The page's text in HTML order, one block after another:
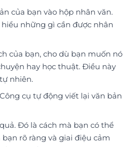
của bạn vào hộp nhân văn.
những gì cần được nhân
của bạn, cho dù bạn muốn nó
hay học thuật. Điều này
nhiên.
cụ tự động viết lại văn bản
Đó là cách mà bạn có thể
rõ ràng và giai điệu cảm